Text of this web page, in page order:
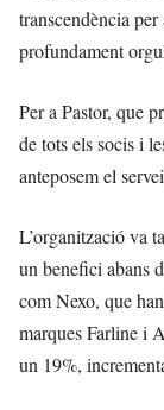
transcendència
profundament
Per a Pastor, que
de tots els socis i
anteposem el
L’organització va
un benefici abans
com Nexo, que
marques Farline i
un 19%,